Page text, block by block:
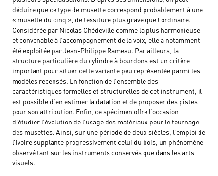
déduire que ce type de musette correspond probablement à une
« musette du cinq », de tessiture plus grave que l’ordinaire.
Considérée par Nicolas Chédeville comme la plus harmonieuse
et convenable à l’accompagnement de la voix, elle a notamment
été exploitée par Jean-Philippe Rameau. Par ailleurs, la
structure particulière du cylindre à bourdons est un critère
important pour situer cette variante peu représentée parmi les
modèles recensés. En fonction de l’ensemble des
caractéristiques formelles et structurelles de cet instrument, il
est possible d’en estimer la datation et de proposer des pistes
pour son attribution. Enfin, ce spécimen offre l’occasion
d’étudier l’évolution de l’usage des matériaux pour le tournage
des musettes. Ainsi, sur une période de deux siècles, l’emploi de
l’ivoire supplante progressivement celui du bois, un phénomène
observé tant sur les instruments conservés que dans les arts
visuels.